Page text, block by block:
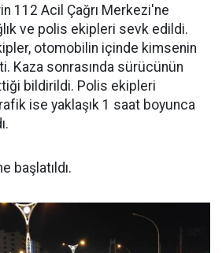
112 Acil Çağrı Merkezi'ne
ve polis ekipleri sevk edildi.
otomobilin içinde kimsenin
Kaza sonrasında sürücünün
bildirildi. Polis ekipleri
ise yaklaşık 1 saat boyunca
başlatıldı.